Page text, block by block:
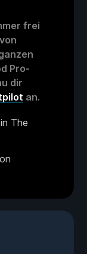
frei
Pro-
dir
an.
The